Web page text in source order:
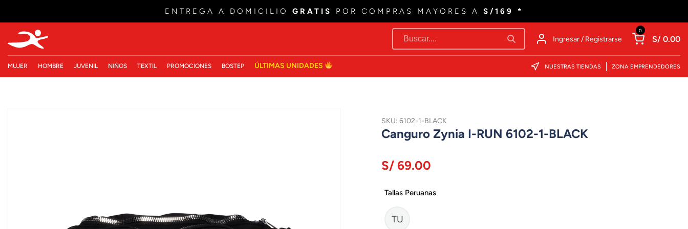
ENTREGA A DOMICILIO GRATIS POR COMPRAS MAYORES A S/169 *
Ingresar / Registrarse
0
S/ 0.00
MUJER HOMBRE JUVENIL NIÑOS TEXTIL PROMOCIONES BOSTEP ÚLTIMAS UNIDADES NUESTRAS TIENDAS ZONA EMPRENDEDORES
SKU: 6102-1-BLACK
Canguro Zynia I-RUN 6102-1-BLACK
S/ 69.00
Tallas Peruanas
TU